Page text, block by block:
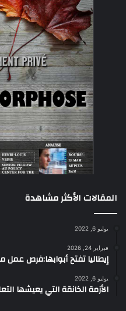
المقالات الأكثر مشاهدة
يوليو 6, 2022
فبراير 24, 2026
إيطاليا تفتح أبوابها:فرص عمل
يوليو 6, 2022
الأزمة الخانقة التي يعيشها